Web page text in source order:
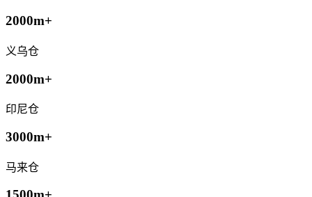
2000m+
义乌仓
2000m+
印尼仓
3000m+
马来仓